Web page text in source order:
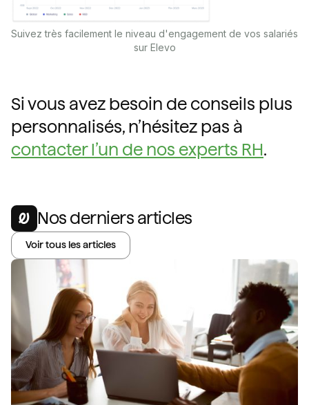
Suivez très facilement le niveau d'engagement de vos salariés
sur Elevo
Si vous avez besoin de conseils plus
personnalisés, n’hésitez pas à
contacter l’un de nos experts RH.
Nos derniers articles
Voir tous les articles